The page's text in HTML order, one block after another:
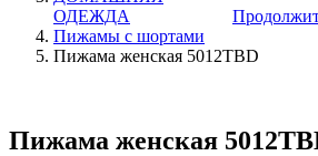
ОДЕЖДА
Пижамы с шортами
Пижама женская 5012TBD
Пижама женская